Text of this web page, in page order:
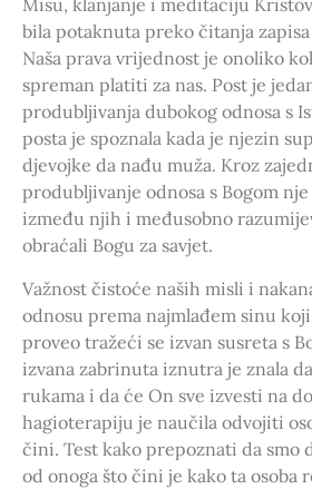
Misu, klanjanje i meditaciju
bila potaknuta preko čitanja
Naša prava vrijednost je onoliko
spreman platiti za nas. Post je
produbljivanja dubokog odnosa s
posta je spoznala kada je njezin
djevojke da nađu muža. Kroz
produbljivanje odnosa s Bogom
između njih i međusobno
obraćali Bogu za savjet.
Važnost čistoće naših misli i
odnosu prema najmlađem sinu
proveo tražeći se izvan susreta s
izvana zabrinuta iznutra je znala
rukama i da će On sve izvesti na
hagioterapiju je naučila odvojiti
čini. Test kako prepoznati da smo
od onoga što čini je kako ta osoba